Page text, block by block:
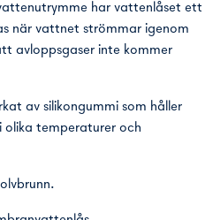
har vattenlåset ett
när vattnet strömmar igenom
avloppsgaser inte kommer
av silikongummi som håller
olika temperaturer och